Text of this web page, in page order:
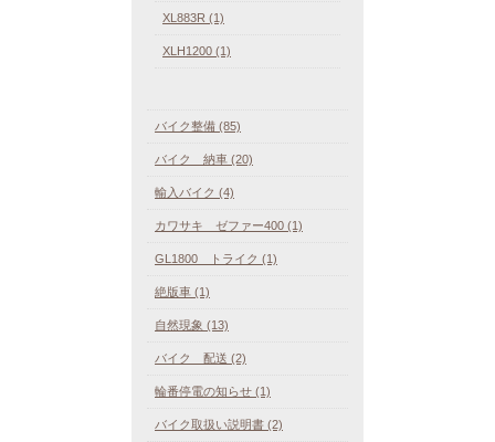
XL883R (1)
XLH1200 (1)
バイク整備 (85)
バイク 納車 (20)
輸入バイク (4)
カワサキ ゼファー400 (1)
GL1800 トライク (1)
絶版車 (1)
自然現象 (13)
バイク 配送 (2)
輪番停電の知らせ (1)
バイク取扱い説明書 (2)